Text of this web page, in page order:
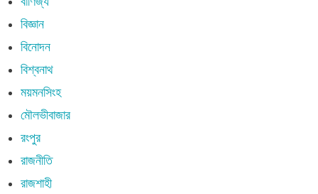
বিজ্ঞান
বিনোদন
বিশ্বনাথ
ময়মনসিংহ
মৌলভীবাজার
রংপুর
রাজনীতি
রাজশাহী